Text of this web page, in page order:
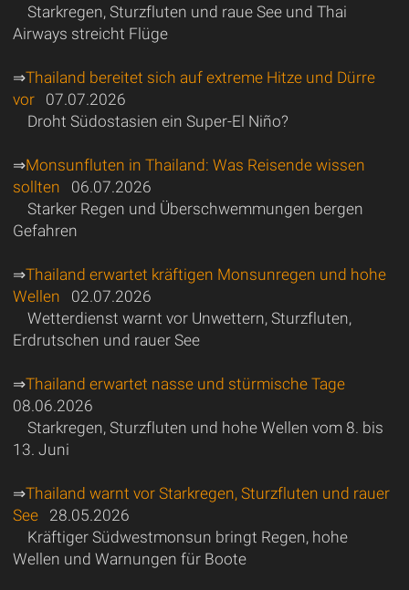
Starkregen, Sturzfluten und raue See und Thai
Airways streicht Flüge
⇒Thailand bereitet sich auf extreme Hitze und Dürre
vor07.07.2026
Droht Südostasien ein Super-El Niño?
⇒Monsunfluten in Thailand: Was Reisende wissen
sollten 06.07.2026
Starker Regen und Überschwemmungen bergen
Gefahren
⇒Thailand erwartet kräftigen Monsunregen und hohe
Wellen 02.07.2026
Wetterdienst warnt vor Unwettern, Sturzfluten,
Erdrutschen und rauer See
⇒Thailand erwartet nasse und stürmische Tage
08.06.2026
Starkregen, Sturzfluten und hohe Wellen vom 8. bis
13. Juni
⇒Thailand warnt vor Starkregen, Sturzfluten und rauer
See28.05.2026
Kräftiger Südwestmonsun bringt Regen, hohe
Wellen und Warnungen für Boote